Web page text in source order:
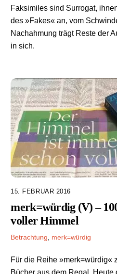
Faksimiles sind Surrogat,
des »Fakes« an, vom
Nachahmung trägt Reste der
in sich.
15. FEBRUAR 2016
merk=würdig (V) –
voller Himmel
Betrachtung, merk=würdig
Für die Reihe »merk=würdig«
Bücher aus dem Regal. Heute